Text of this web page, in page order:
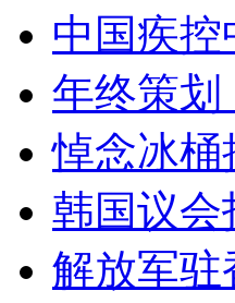
中国疾控
年终策划
悼念冰桶
韩国议会
解放军驻